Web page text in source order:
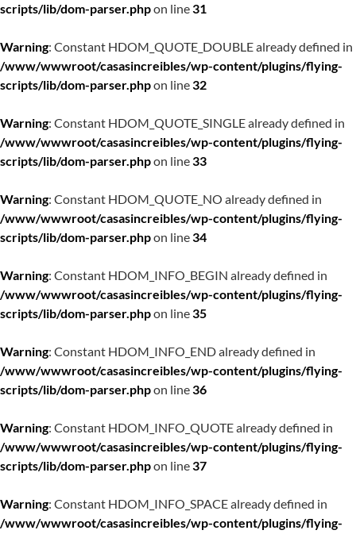
scripts/lib/dom-parser.phpon line31
Warning: Constant HDOM_QUOTE_DOUBLE already defined in
/www/wwwroot/casasincreibles/wp-content/plugins/flying-
scripts/lib/dom-parser.phpon line32
Warning: Constant HDOM_QUOTE_SINGLE already defined in
/www/wwwroot/casasincreibles/wp-content/plugins/flying-
scripts/lib/dom-parser.phpon line33
Warning: Constant HDOM_QUOTE_NO already defined in
/www/wwwroot/casasincreibles/wp-content/plugins/flying-
scripts/lib/dom-parser.phpon line34
Warning: Constant HDOM_INFO_BEGIN already defined in
/www/wwwroot/casasincreibles/wp-content/plugins/flying-
scripts/lib/dom-parser.phpon line35
Warning: Constant HDOM_INFO_END already defined in
/www/wwwroot/casasincreibles/wp-content/plugins/flying-
scripts/lib/dom-parser.phpon line36
Warning: Constant HDOM_INFO_QUOTE already defined in
/www/wwwroot/casasincreibles/wp-content/plugins/flying-
scripts/lib/dom-parser.phpon line37
Warning: Constant HDOM_INFO_SPACE already defined in
/www/wwwroot/casasincreibles/wp-content/plugins/flying-